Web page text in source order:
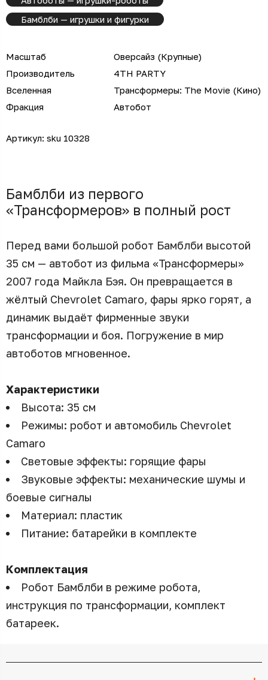
Бамблби — игрушки и фигурки
Масштаб
Оверсайз (Крупные)
Производитель
4TH PARTY
Вселенная
Трансформеры: The Movie (Кино)
Фракция
Автобот
Артикул: sku 10328
Бамблби из первого
«Трансформеров» в полный рост
Перед вами большой робот Бамблби высотой
35 см — автобот из фильма «Трансформеры»
2007 года Майкла Бэя. Он превращается в
жёлтый Chevrolet Camaro, фары ярко горят, а
динамик выдаёт фирменные звуки
трансформации и боя. Погружение в мир
автоботов мгновенное.
Характеристики
Высота: 35 см
Режимы: робот и автомобиль Chevrolet
Camaro
Световые эффекты: горящие фары
Звуковые эффекты: механические шумы и
боевые сигналы
Материал: пластик
Питание: батарейки в комплекте
Комплектация
Робот Бамблби в режиме робота,
инструкция по трансформации, комплект
батареек.